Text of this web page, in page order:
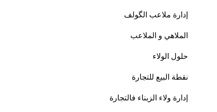
إدارة ملاعب الگولف
الملاهي و الملاعب
حلول الولاء
نقطة البيع للتجارة
إدارة ولاء الزبناء فالتجارة